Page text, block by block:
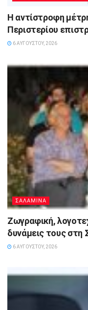
Η αντίστροφη
Περιστερίου
6 ΑΥΓΟΎΣΤΟΥ, 2026
ΣΑΛΑΜΙΝΑ
Ζωγραφική,
δυνάμεις τους
6 ΑΥΓΟΎΣΤΟΥ, 2026